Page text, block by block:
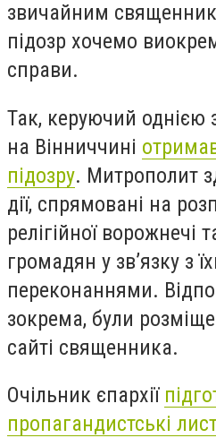
звичайним
підозр хочемо
справи.
Так, керуючий
на Вінниччині
підозру. Митрополит
дії, спрямовані на
релігійної ворожнечі
громадян у зв’язку з
переконаннями.
зокрема, були
сайті священника.
Очільник єпархії
пропагандистські